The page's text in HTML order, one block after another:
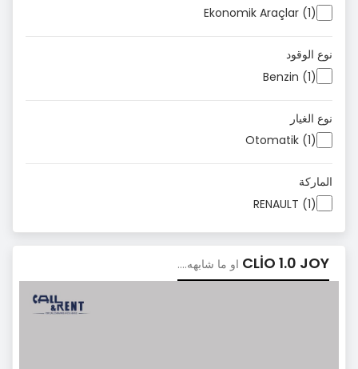
Ekonomik Araçlar (1)
نوع الوقود
Benzin (1)
نوع الغيار
Otomatik (1)
الماركة
RENAULT (1)
CLİO 1.0 JOY او ما شابهه....